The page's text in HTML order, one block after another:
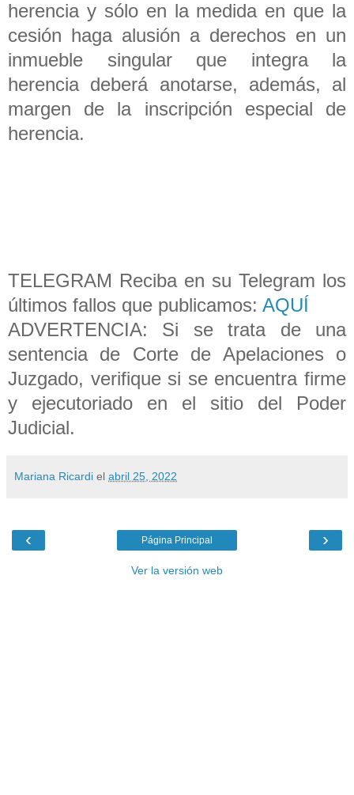
herencia y sólo en la medida en que la
cesión haga alusión a derechos en un
inmueble singular que integra la
herencia deberá anotarse, además, al
margen de la inscripción especial de
herencia.
TELEGRAM Reciba en su Telegram los
últimos fallos que publicamos: AQUÍ
ADVERTENCIA: Si se trata de una
sentencia de Corte de Apelaciones o
Juzgado, verifique si se encuentra firme
y ejecutoriado en el sitio del Poder
Judicial.
Mariana Ricardi el abril 25, 2022
‹ ›
Página Principal
Ver la versión web